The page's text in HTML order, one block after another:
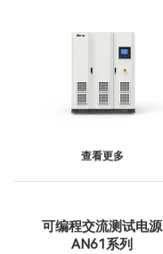
查看更多
可编程交流测试电源
AN61系列